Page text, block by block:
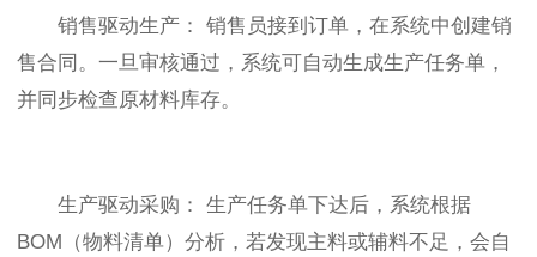
销售驱动生产： 销售员接到订单，在系统中创建销
售合同。一旦审核通过，系统可自动生成生产任务单，
并同步检查原材料库存。
生产驱动采购： 生产任务单下达后，系统根据
BOM（物料清单）分析，若发现主料或辅料不足，会自